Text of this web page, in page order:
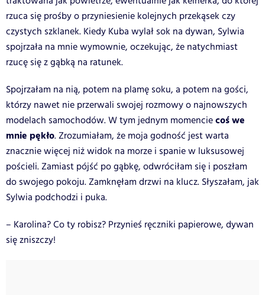
rzuca się prośby o przyniesienie kolejnych przekąsek czy
czystych szklanek. Kiedy Kuba wylał sok na dywan, Sylwia
spojrzała na mnie wymownie, oczekując, że natychmiast
rzucę się z gąbką na ratunek.
Spojrzałam na nią, potem na plamę soku, a potem na gości,
którzy nawet nie przerwali swojej rozmowy o najnowszych
modelach samochodów. W tym jednym momenciecoś we
mnie pękło. Zrozumiałam, że moja godność jest warta
znacznie więcej niż widok na morze i spanie w luksusowej
pościeli. Zamiast pójść po gąbkę, odwróciłam się i poszłam
do swojego pokoju. Zamknęłam drzwi na klucz. Słyszałam, jak
Sylwia podchodzi i puka.
– Karolina? Co ty robisz? Przynieś ręczniki papierowe, dywan
się zniszczy!